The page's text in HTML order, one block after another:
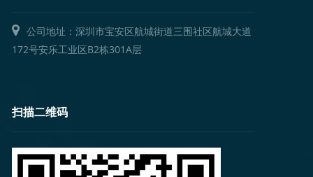
公司地址：深圳市宝安区航城街道三围社区航城大道
172号安乐工业区B2栋301A层
扫描二维码